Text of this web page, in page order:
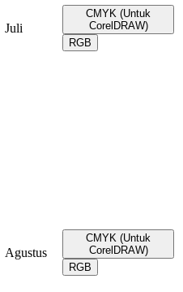
Juli
CMYK (Untuk
CorelDRAW)
RGB
Agustus
CMYK (Untuk
CorelDRAW)
RGB